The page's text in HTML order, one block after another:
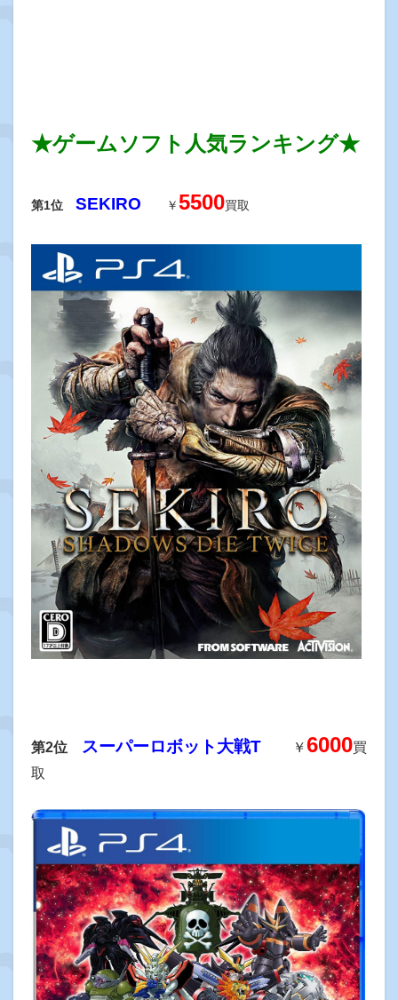
★ゲームソフト人気ランキング★
第1位 SEKIRO ￥5500買取
第2位 スーパーロボット大戦T ￥6000買
取